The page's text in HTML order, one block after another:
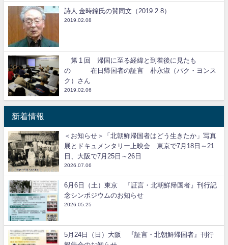
詩人 金時鐘氏の賛同文（2019.2.8）
2019.02.08
第 1 回 帰国に至る経緯と到着後に見たも
の 在日帰国者の証言 朴永淑（パク・ヨンス
ク）さん
2019.02.06
新着情報
＜お知らせ＞「北朝鮮帰国者はどう生きたか」写真
展とドキュメンタリー上映会 東京で7月18日～21
日、大阪で7月25日～26日
2026.07.06
6月6日（土）東京 『証言・北朝鮮帰国者』刊行記
念シンポジウムのお知らせ
2026.05.25
5月24日（日）大阪 『証言・北朝鮮帰国者』刊行